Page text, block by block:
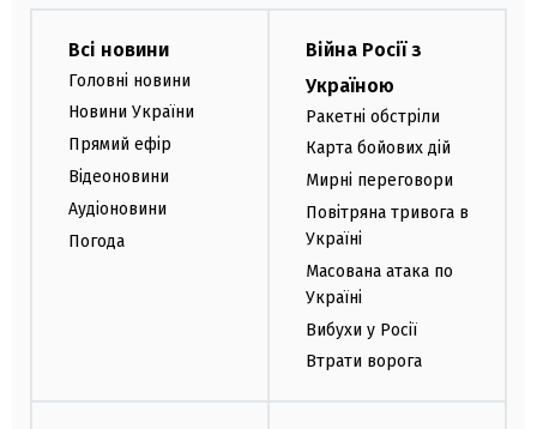
Всі новини
Головні новини
Новини України
Прямий ефір
Відеоновини
Аудіоновини
Погода
Війна Росії з
Україною
Ракетні обстріли
Карта бойових дій
Мирні переговори
Повітряна тривога в
Україні
Масована атака по
Україні
Вибухи у Росії
Втрати ворога